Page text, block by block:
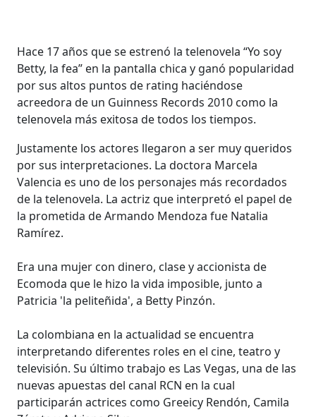
Hace 17 años que se estrenó la telenovela “Yo soy
Betty, la fea” en la pantalla chica y ganó popularidad
por sus altos puntos de rating haciéndose
acreedora de un Guinness Records 2010 como la
telenovela más exitosa de todos los tiempos.
Justamente los actores llegaron a ser muy queridos
por sus interpretaciones. La doctora Marcela
Valencia es uno de los personajes más recordados
de la telenovela. La actriz que interpretó el papel de
la prometida de Armando Mendoza fue Natalia
Ramírez.
Era una mujer con dinero, clase y accionista de
Ecomoda que le hizo la vida imposible, junto a
Patricia 'la peliteñida', a Betty Pinzón.
La colombiana en la actualidad se encuentra
interpretando diferentes roles en el cine, teatro y
televisión. Su último trabajo es Las Vegas, una de las
nuevas apuestas del canal RCN en la cual
participarán actrices como Greeicy Rendón, Camila